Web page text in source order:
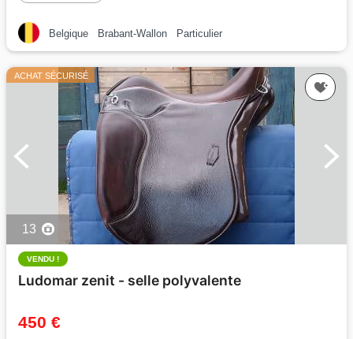
Belgique Brabant-Wallon Particulier
ACHAT SÉCURISÉ
13
VENDU !
Ludomar zenit - selle polyvalente
450 €